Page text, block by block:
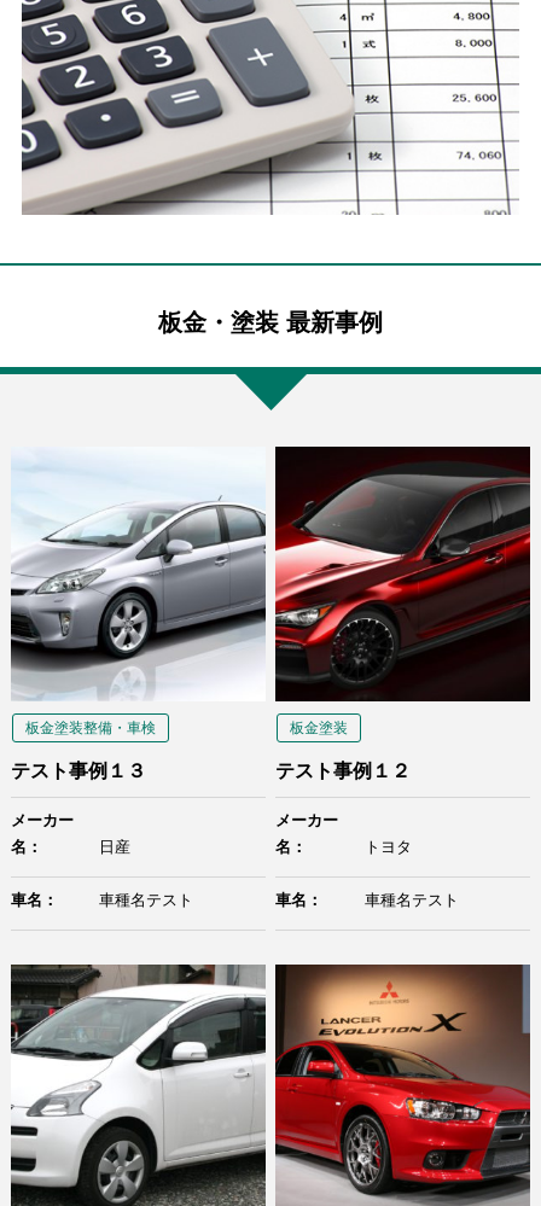
板金・塗装 最新事例
板金塗装整備・車検
テスト事例１３
メーカー
名：
日産
車名： 車種名テスト
板金塗装
テスト事例１２
メーカー
名：
トヨタ
車名： 車種名テスト